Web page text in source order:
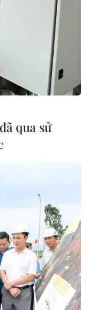
qua sử